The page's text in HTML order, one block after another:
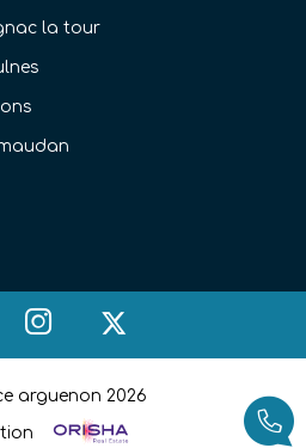
la tour
arguenon 2026